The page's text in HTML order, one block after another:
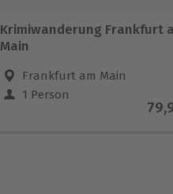
Krimiwanderung Frankfurt
Main
Frankfurt am Main
1 Person